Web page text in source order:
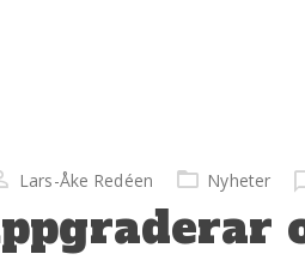
Lars-Åke Redéen Nyheter